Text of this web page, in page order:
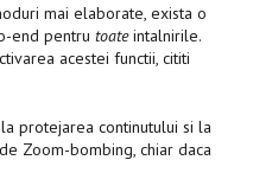
mai elaborate, exista o
end pentru toateintalnirile.
acestei functii, cititi
protejarea continutului si la
Zoom-bombing, chiar daca